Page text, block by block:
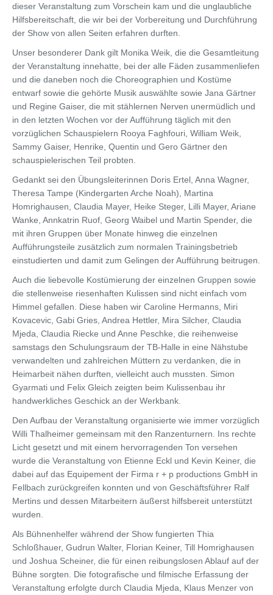
dieser Veranstaltung zum Vorschein kam und die unglaubliche
Hilfsbereitschaft, die wir bei der Vorbereitung und Durchführung
der Show von allen Seiten erfahren durften.
Unser besonderer Dank gilt Monika Weik, die die Gesamtleitung
der Veranstaltung innehatte, bei der alle Fäden zusammenliefen
und die daneben noch die Choreographien und Kostüme
entwarf sowie die gehörte Musik auswählte sowie Jana Gärtner
und Regine Gaiser, die mit stählernen Nerven unermüdlich und
in den letzten Wochen vor der Aufführung täglich mit den
vorzüglichen Schauspielern Rooya Faghfouri, William Weik,
Sammy Gaiser, Henrike, Quentin und Gero Gärtner den
schauspielerischen Teil probten.
Gedankt sei den Übungsleiterinnen Doris Ertel, Anna Wagner,
Theresa Tampe (Kindergarten Arche Noah), Martina
Homrighausen, Claudia Mayer, Heike Steger, Lilli Mayer, Ariane
Wanke, Annkatrin Ruof, Georg Waibel und Martin Spender, die
mit ihren Gruppen über Monate hinweg die einzelnen
Aufführungsteile zusätzlich zum normalen Trainingsbetrieb
einstudierten und damit zum Gelingen der Aufführung beitrugen.
Auch die liebevolle Kostümierung der einzelnen Gruppen sowie
die stellenweise riesenhaften Kulissen sind nicht einfach vom
Himmel gefallen. Diese haben wir Caroline Hermanns, Miri
Kovacevic, Gabi Gries, Andrea Hettler, Mira Silcher, Claudia
Mjeda, Claudia Riecke und Anne Peschke, die reihenweise
samstags den Schulungsraum der TB-Halle in eine Nähstube
verwandelten und zahlreichen Müttern zu verdanken, die in
Heimarbeit nähen durften, vielleicht auch mussten. Simon
Gyarmati und Felix Gleich zeigten beim Kulissenbau ihr
handwerkliches Geschick an der Werkbank.
Den Aufbau der Veranstaltung organisierte wie immer vorzüglich
Willi Thalheimer gemeinsam mit den Ranzenturnern. Ins rechte
Licht gesetzt und mit einem hervorragenden Ton versehen
wurde die Veranstaltung von Etienne Eckl und Kevin Keiner, die
dabei auf das Equipement der Firma r + p productions GmbH in
Fellbach zurückgreifen konnten und von Geschäftsführer Ralf
Mertins und dessen Mitarbeitern äußerst hilfsbereit unterstützt
wurden.
Als Bühnenhelfer während der Show fungierten Thia
Schloßhauer, Gudrun Walter, Florian Keiner, Till Homrighausen
und Joshua Scheiner, die für einen reibungslosen Ablauf auf der
Bühne sorgten. Die fotografische und filmische Erfassung der
Veranstaltung erfolgte durch Claudia Mjeda, Klaus Menzer von